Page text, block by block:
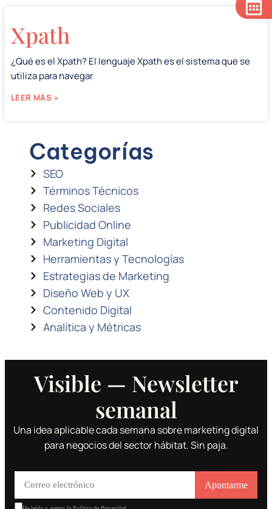
Xpath
¿Qué es el Xpath? El lenguaje Xpath es el sistema que se
utiliza para navegar
LEER MÁS »
Categorías
SEO
Términos Técnicos
Redes Sociales
Publicidad Online
Marketing Digital
Herramientas y Tecnologías
Estrategias de Marketing
Diseño Web y UX
Contenido Digital
Analítica y Métricas
Visible — Newsletter
semanal
Una idea aplicable cada semana sobre marketing digital
para negocios del sector hábitat. Sin paja.